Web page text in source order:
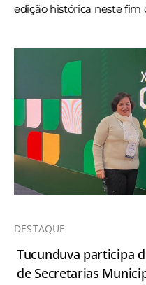
edição histórica neste fim
DESTAQUE
Tucunduva participa
de Secretarias